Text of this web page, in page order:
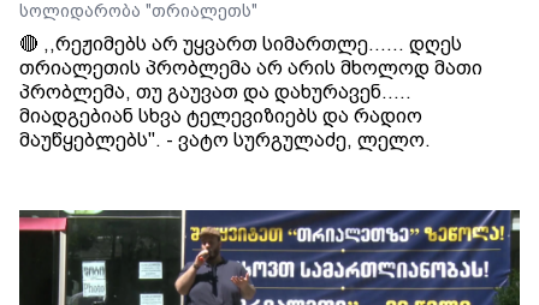
სოლიდარობა "თრიალეთს"
🔴 ,,რეჟიმებს არ უყვართ სიმართლე...... დღეს
თრიალეთის პრობლემა არ არის მხოლოდ მათი
პრობლემა, თუ გაუვათ და დახურავენ.....
მიადგებიან სხვა ტელევიზიებს და რადიო
მაუწყებლებს". - ვატო სურგულაძე, ლელო.